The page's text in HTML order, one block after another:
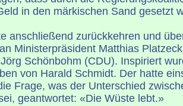
in den märkischen Sand gesetzt
anschließend zurückkehren und
Ministerpräsident Matthias
Schönbohm (CDU). Inspiriert
von Harald Schmidt. Der hatte
Frage, was der Unterschied
geantwortet: «Die Wüste lebt.»